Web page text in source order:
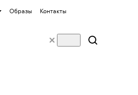
Образы Контакты